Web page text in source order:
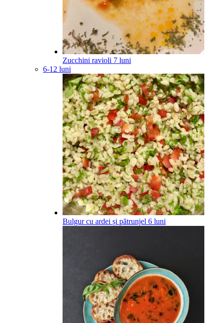
Zucchini ravioli 7 luni
6-12 luni
Bulgur cu ardei și pătrunjel 6 luni